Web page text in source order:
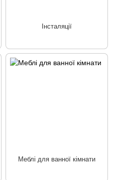
Інсталяції
Меблі для ванної кімнати